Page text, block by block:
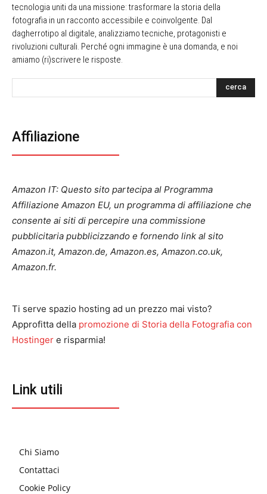
tecnologia uniti da una missione: trasformare la storia della
fotografia in un racconto accessibile e coinvolgente. Dal
dagherrotipo al digitale, analizziamo tecniche, protagonisti e
rivoluzioni culturali. Perché ogni immagine è una domanda, e noi
amiamo (ri)scrivere le risposte.
cerca
Affiliazione
Amazon IT: Questo sito partecipa al Programma
Affiliazione Amazon EU, un programma di affiliazione che
consente ai siti di percepire una commissione
pubblicitaria pubblicizzando e fornendo link al sito
Amazon.it, Amazon.de, Amazon.es, Amazon.co.uk,
Amazon.fr.
Ti serve spazio hosting ad un prezzo mai visto?
Approfitta della promozione di Storia della Fotografia con
Hostinger e risparmia!
Link utili
Chi Siamo
Contattaci
Cookie Policy